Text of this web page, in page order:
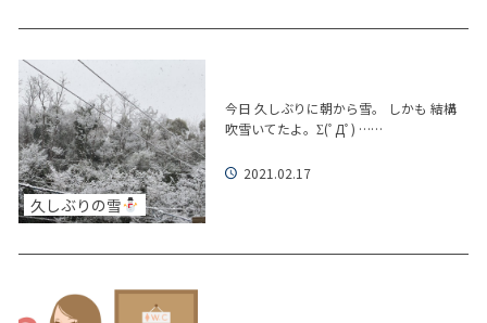
久しぶりの雪
今日 久しぶりに朝から雪。 しかも 結構
吹雪いてたよ。Σ(ﾟДﾟ) ……
2021.02.17